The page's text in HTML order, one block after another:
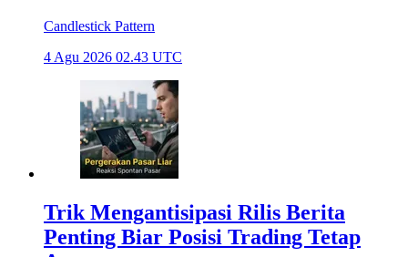
Candlestick Pattern
4 Agu 2026 02.43 UTC
Trik Mengantisipasi Rilis Berita
Penting Biar Posisi Trading Tetap